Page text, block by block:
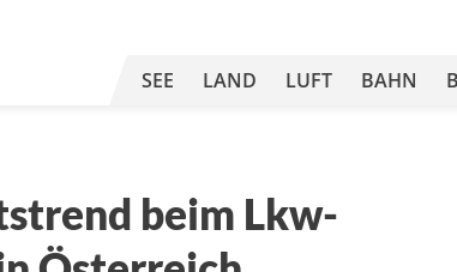
SEE LAND LUFT BAHN
beim Lkw-